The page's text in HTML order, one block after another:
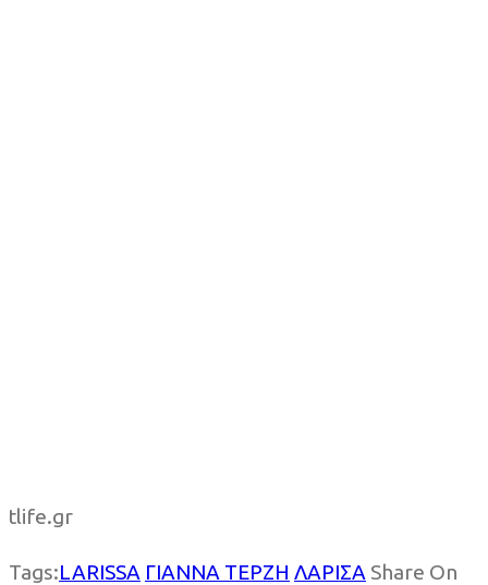
tlife.gr
Tags:LARISSA ΓΙΑΝΝΑ ΤΕΡΖΗ ΛΑΡΙΣΑ Share On